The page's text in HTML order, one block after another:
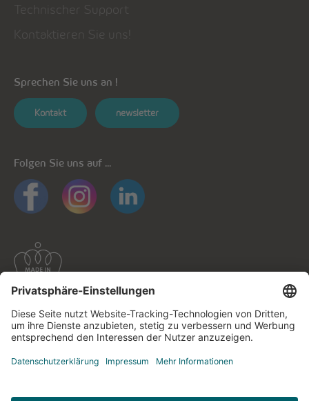
Technischer Support
Kontaktieren Sie uns!
Sprechen Sie uns an !
Kontakt newsletter
Folgen Sie uns auf ...
Allgemeine Informationen
Datenschutz
Impressum
Kontaktieren Sie uns!